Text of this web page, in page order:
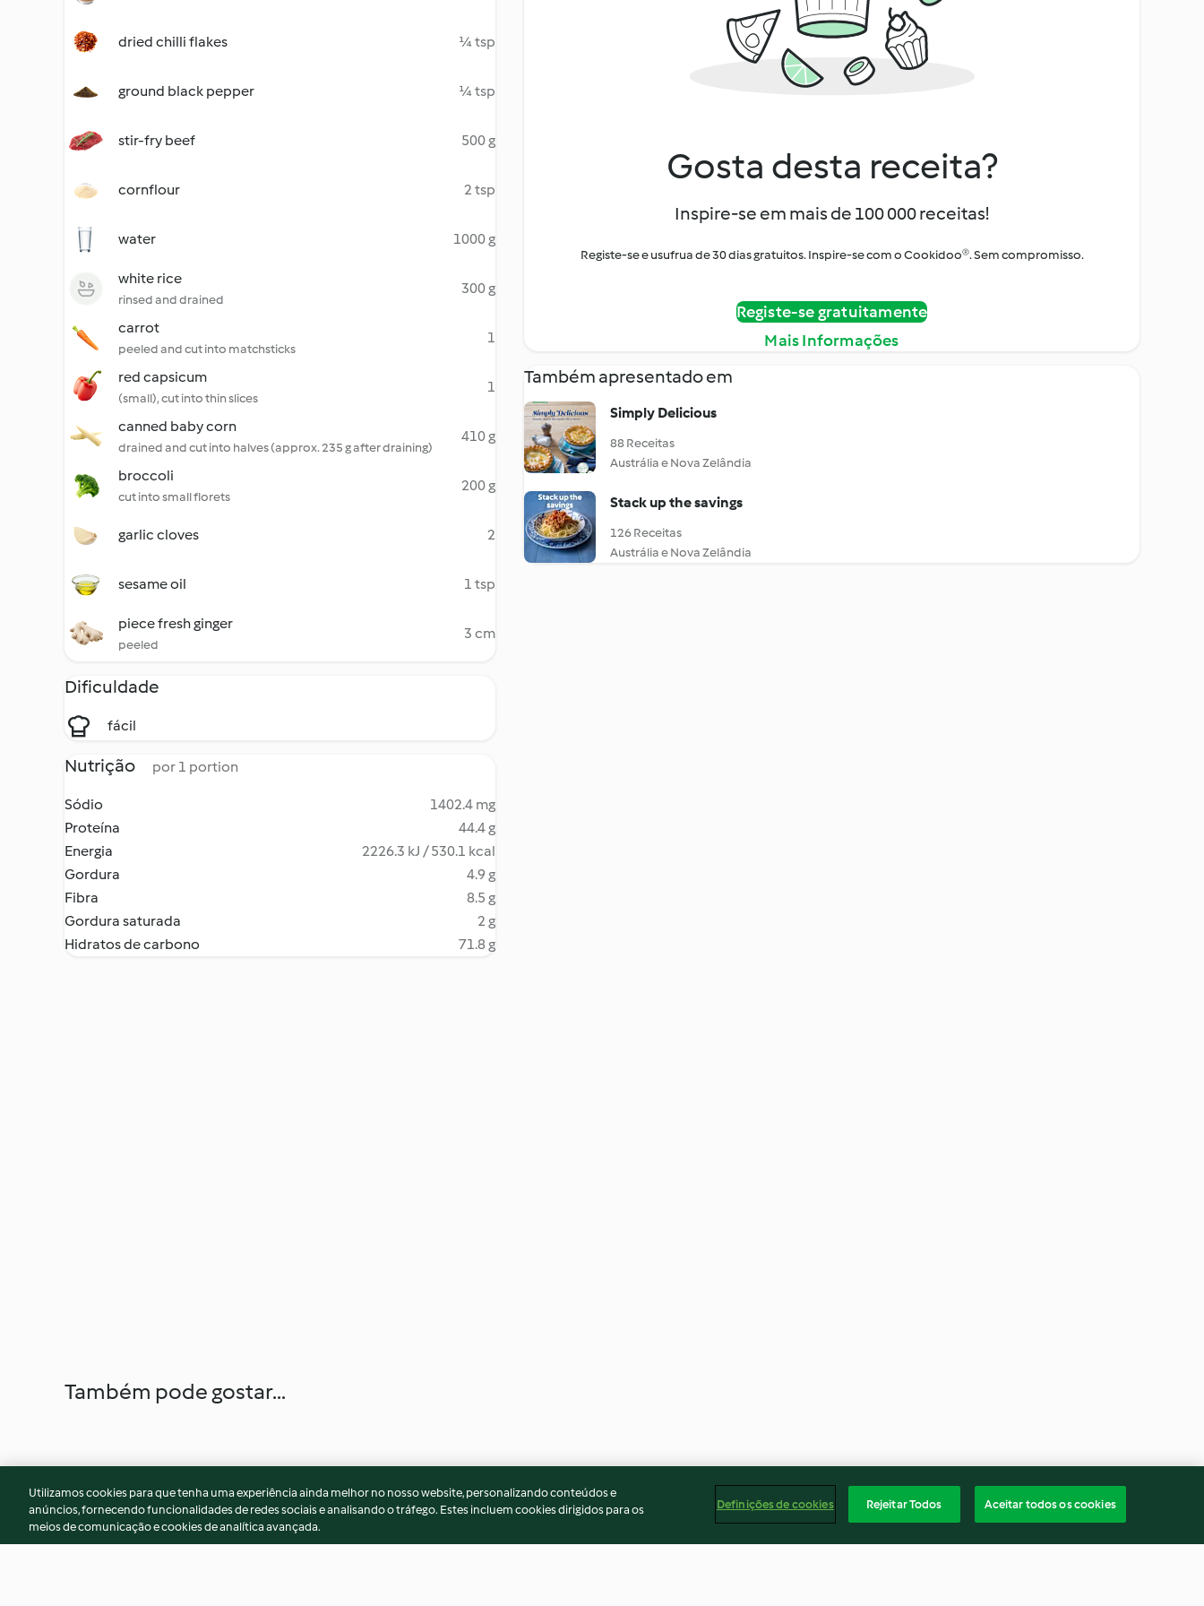
dried chilli flakes ¼ tsp
ground black pepper ¼ tsp
stir-fry beef 500 g
cornflour 2 tsp
water 1000 g
white rice
rinsed and drained
300 g
carrot
peeled and cut into matchsticks
1
red capsicum
(small), cut into thin slices
1
canned baby corn
drained and cut into halves (approx. 235 g after draining)
410 g
broccoli
cut into small florets
200 g
garlic cloves 2
sesame oil 1 tsp
piece fresh ginger
peeled
3 cm
Dificuldade
fácil
Nutrição por 1 portion
Sódio
1402.4 mg
Proteína
44.4 g
Energia
2226.3 kJ / 530.1 kcal
Gordura
4.9 g
Fibra
8.5 g
Gordura saturada
2 g
Hidratos de carbono
71.8 g
Gosta desta receita?
Inspire-se em mais de 100 000 receitas!
Registe-se e usufrua de 30 dias gratuitos. Inspire-se com o Cookidoo®. Sem compromisso.
Registe-se gratuitamente
Mais Informações
Também apresentado em
Simply Delicious
88 Receitas
Austrália e Nova Zelândia
Stack up the savings
126 Receitas
Austrália e Nova Zelândia
Também pode gostar...
Utilizamos cookies para que tenha uma experiência ainda melhor no nosso website, personalizando conteúdos e
anúncios, fornecendo funcionalidades de redes sociais e analisando o tráfego. Estes incluem cookies dirigidos para os
meios de comunicação e cookies de analítica avançada.
Definições de cookies Rejeitar Todos Aceitar todos os cookies